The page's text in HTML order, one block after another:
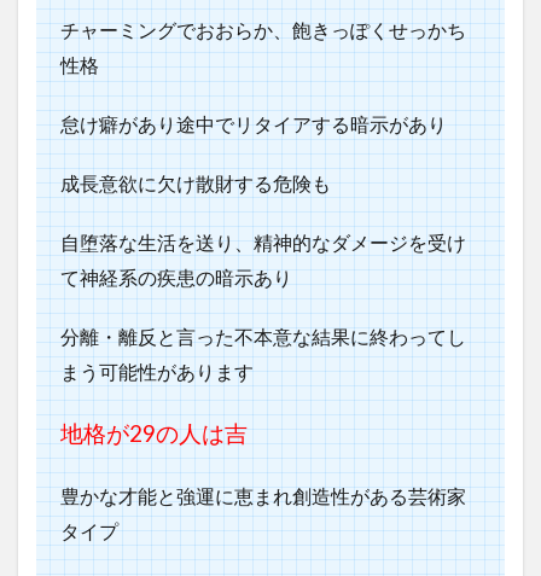
チャーミングでおおらか、飽きっぽくせっかち
性格
怠け癖があり途中でリタイアする暗示があり
成長意欲に欠け散財する危険も
自堕落な生活を送り、精神的なダメージを受け
て神経系の疾患の暗示あり
分離・離反と言った不本意な結果に終わってし
まう可能性があります
地格が29の人は吉
豊かな才能と強運に恵まれ創造性がある芸術家
タイプ